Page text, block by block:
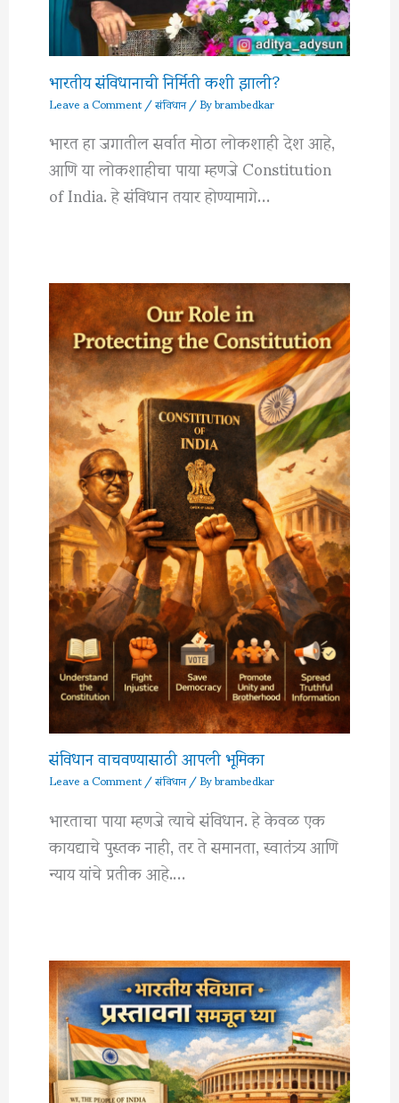
भारतीय संविधानाची निर्मिती कशी झाली?
Leave a Comment/संविधान/ Bybrambedkar
भारत हा जगातील सर्वात मोठा लोकशाही देश आहे,
आणि या लोकशाहीचा पाया म्हणजे Constitution
of India. हे संविधान तयार होण्यामागे…
संविधान वाचवण्यासाठी आपली भूमिका
Leave a Comment/संविधान/ Bybrambedkar
भारताचा पाया म्हणजे त्याचे संविधान. हे केवळ एक
कायद्याचे पुस्तक नाही, तर ते समानता, स्वातंत्र्य आणि
न्याय यांचे प्रतीक आहे.…